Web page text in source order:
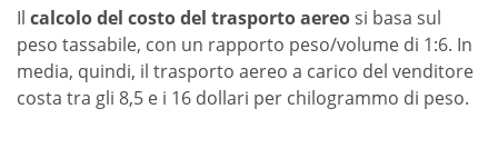
Il calcolo del costo del trasporto aereosi basa sul
peso tassabile, con un rapporto peso/volume di 1:6. In
media, quindi, il trasporto aereo a carico del venditore
costa tra gli 8,5 e i 16 dollari per chilogrammo di peso.